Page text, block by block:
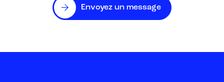
Envoyez un message